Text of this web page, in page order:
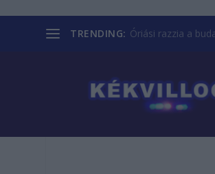
TRENDING: Óriási razzia a